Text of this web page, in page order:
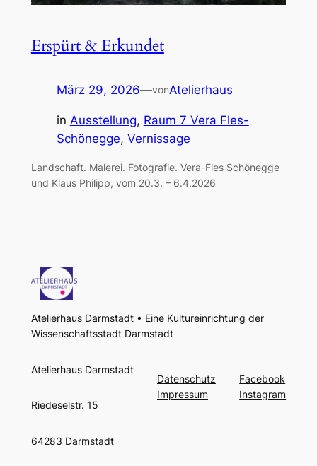
Erspürt & Erkundet
März 29, 2026—vonAtelierhaus
in Ausstellung, Raum 7 Vera Fles-
Schönegge, Vernissage
Landschaft. Malerei. Fotografie. Vera-Fles Schönegge
und Klaus Philipp, vom 20.3. – 6.4.2026
Atelierhaus Darmstadt • Eine Kultureinrichtung der
Wissenschaftsstadt Darmstadt
Atelierhaus Darmstadt
Riedeselstr. 15
64283 Darmstadt
Datenschutz
Impressum
Facebook
Instagram